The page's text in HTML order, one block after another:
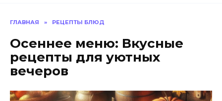
ГЛАВНАЯ » РЕЦЕПТЫ БЛЮД
Осеннее меню: Вкусные
рецепты для уютных
вечеров